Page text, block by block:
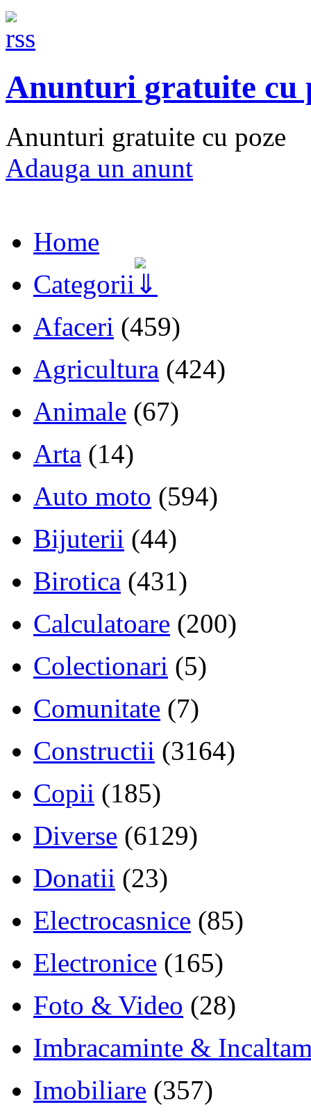
Anunturi gratuite cu
Anunturi gratuite cu poze
Adauga un anunt
Home
Categorii
Afaceri (459)
Agricultura (424)
Animale (67)
Arta (14)
Auto moto (594)
Bijuterii (44)
Birotica (431)
Calculatoare (200)
Colectionari (5)
Comunitate (7)
Constructii (3164)
Copii (185)
Diverse (6129)
Donatii (23)
Electrocasnice (85)
Electronice (165)
Foto & Video (28)
Imbracaminte &
Imobiliare (357)